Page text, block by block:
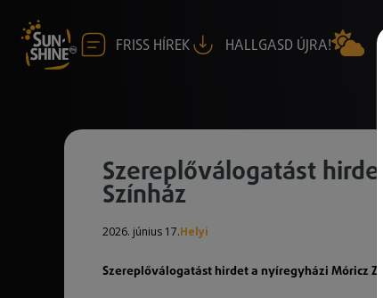
FRISS HÍREK HALLGASD ÚJRA!
Szereplőválogatást
Színház
2026. június 17.Helyi
Szereplőválogatást hirdet a nyíregyházi Móricz